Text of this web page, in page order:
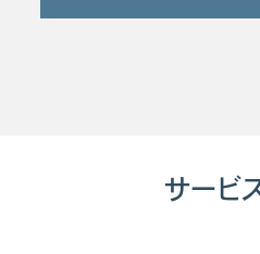
料で速度改善シミュレ
その他アクセス可能な
サービ